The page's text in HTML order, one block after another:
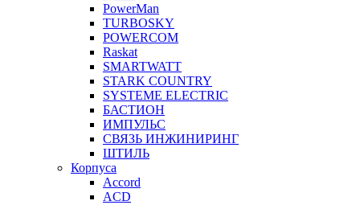
PowerMan
TURBOSKY
POWERCOM
Raskat
SMARTWATT
STARK COUNTRY
SYSTEME ELECTRIC
БАСТИОН
ИМПУЛЬС
СВЯЗЬ ИНЖИНИРИНГ
ШТИЛЬ
Корпуса
Accord
ACD